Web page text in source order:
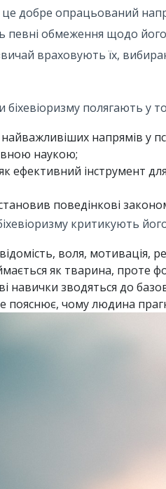
це добре опрацьований
певні обмеження щодо його
враховують їх,
біхевіоризму полягають у
напрямів у
наукою;
ефективний інструмент
поведінкові
критикують його
воля, мотивація,
як тварина, проте
навички зводяться до
пояснює, чому людина